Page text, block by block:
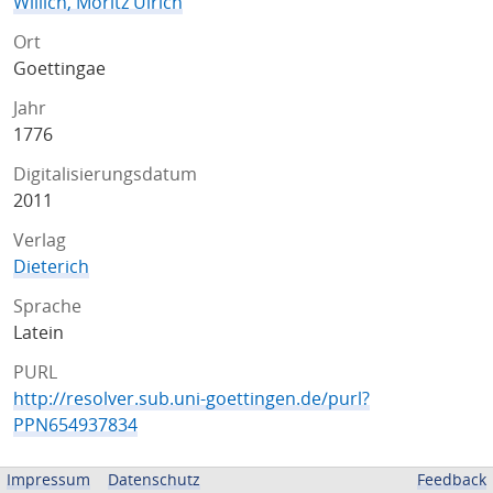
Ort
Goettingae
Jahr
1776
Digitalisierungsdatum
2011
Verlag
Dieterich
Sprache
Latein
PURL
http://resolver.sub.uni-goettingen.de/purl?
PPN654937834
ZUGEHÖRIGE QUELLEN
Impressum Datenschutz Feedback